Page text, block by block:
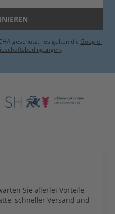
geschützt - es gelten die Google-
.
Sie allerlei Vorteile,
schneller Versand und